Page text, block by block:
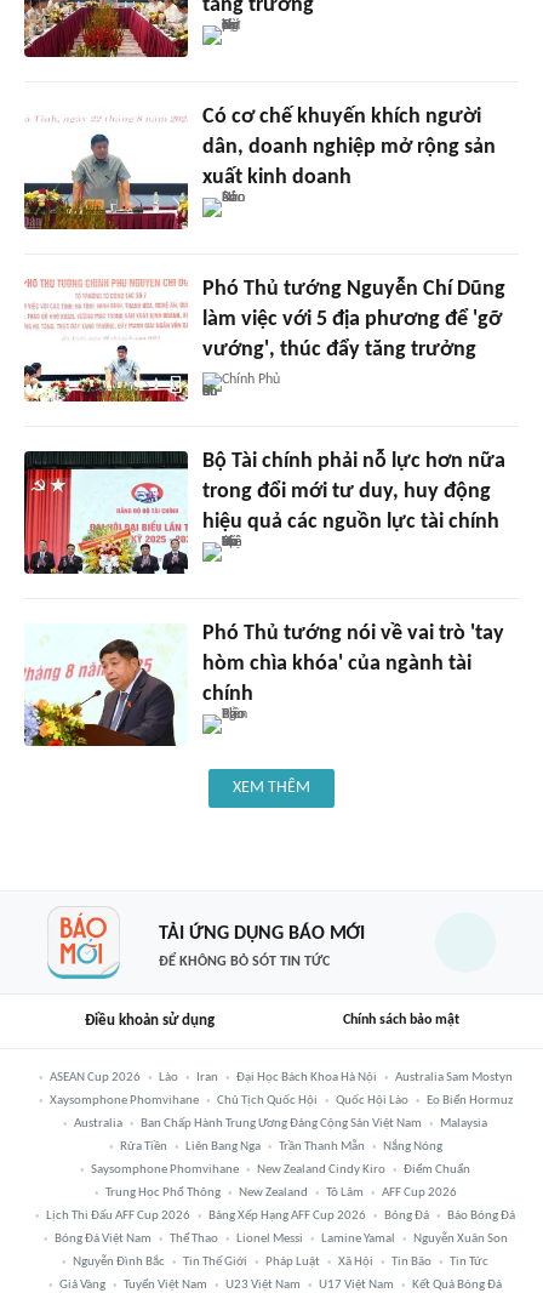
tăng trưởng
Có cơ chế khuyến khích người
dân, doanh nghiệp mở rộng sản
xuất kinh doanh
Phó Thủ tướng Nguyễn Chí Dũng
làm việc với 5 địa phương để 'gỡ
vướng', thúc đẩy tăng trưởng
Chính Phủ
Bộ Tài chính phải nỗ lực hơn nữa
trong đổi mới tư duy, huy động
hiệu quả các nguồn lực tài chính
Phó Thủ tướng nói về vai trò 'tay
hòm chìa khóa' của ngành tài
chính
XEM THÊM
TẢI ỨNG DỤNG BÁO MỚI
ĐỂ KHÔNG BỎ SÓT TIN TỨC
Điều khoản sử dụng Chính sách bảo mật
ASEAN Cup 2026 Lào Iran Đại Học Bách Khoa Hà Nội
Australia Sam Mostyn
Xaysomphone Phomvihane
Chủ Tịch Quốc Hội Quốc Hội Lào
Eo Biển Hormuz
Australia
Ban Chấp Hành Trung Ương Đảng Cộng Sản Việt Nam
Malaysia
Rửa Tiền
Liên Bang Nga Trần Thanh Mẫn
Nắng Nóng
Saysomphone Phomvihane
New Zealand Cindy Kiro
Điểm Chuẩn
Trung Học Phổ Thông
New Zealand Tô Lâm
AFF Cup 2026
Lịch Thi Đấu AFF Cup 2026
Bảng Xếp Hạng AFF Cup 2026 Bóng Đá
Báo Bóng Đá
Bóng Đá Việt Nam
Thể Thao Lionel Messi Lamine Yamal
Nguyễn Xuân Son
Nguyễn Đình Bắc
Tin Thế Giới Pháp Luật Xã Hội Tin Bão
Tin Tức
Giá Vàng
Tuyển Việt Nam U23 Việt Nam U17 Việt Nam Kết Quả Bóng Đá